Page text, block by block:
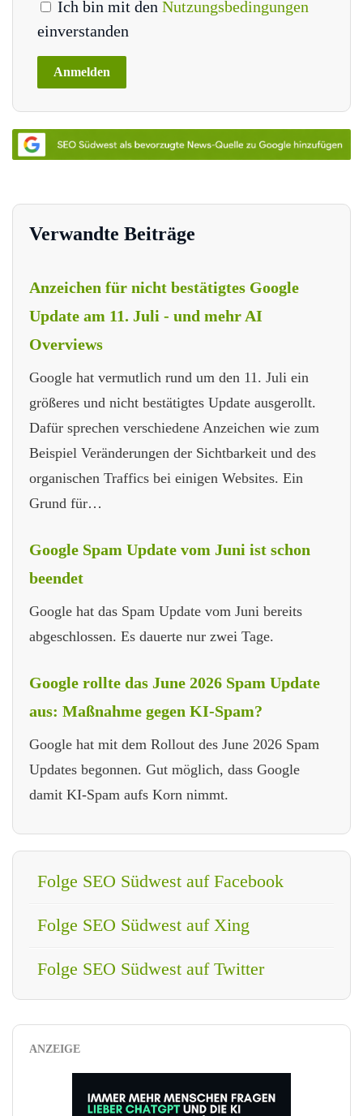
Ich bin mit den Nutzungsbedingungen
einverstanden
Verwandte Beiträge
Anzeichen für nicht bestätigtes Google
Update am 11. Juli - und mehr AI
Overviews
Google hat vermutlich rund um den 11. Juli ein
größeres und nicht bestätigtes Update ausgerollt.
Dafür sprechen verschiedene Anzeichen wie zum
Beispiel Veränderungen der Sichtbarkeit und des
organischen Traffics bei einigen Websites. Ein
Grund für…
Google Spam Update vom Juni ist schon
beendet
Google hat das Spam Update vom Juni bereits
abgeschlossen. Es dauerte nur zwei Tage.
Google rollte das June 2026 Spam Update
aus: Maßnahme gegen KI-Spam?
Google hat mit dem Rollout des June 2026 Spam
Updates begonnen. Gut möglich, dass Google
damit KI-Spam aufs Korn nimmt.
Folge SEO Südwest auf Facebook
Folge SEO Südwest auf Xing
Folge SEO Südwest auf Twitter
ANZEIGE